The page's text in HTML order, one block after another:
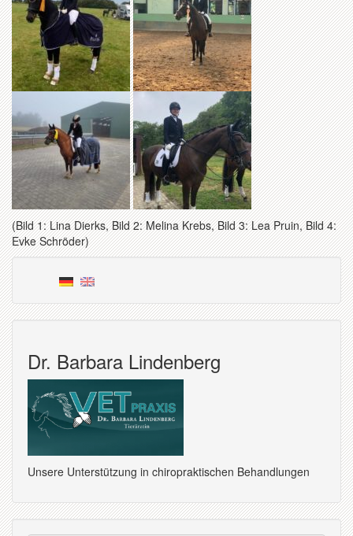
(Bild 1: Lina Dierks, Bild 2: Melina Krebs, Bild 3: Lea Pruin, Bild 4:
Evke Schröder)
Dr. Barbara Lindenberg
Unsere Unterstützung in chiropraktischen Behandlungen